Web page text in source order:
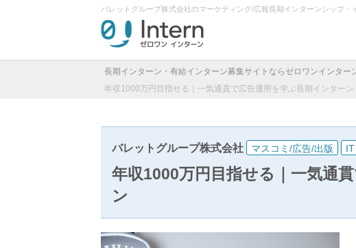
バレットグループ株式会社のマーケティング/広報長期インターンシップ
長期インターン・有給インターン募集サイトならゼロワンインター
年収1000万円目指せる｜一気通貫で広告運用を学ぶ長期インターン
バレットグループ株式会社 マスコミ/広告/出版 IT
年収1000万円目指せる｜一気通
ン